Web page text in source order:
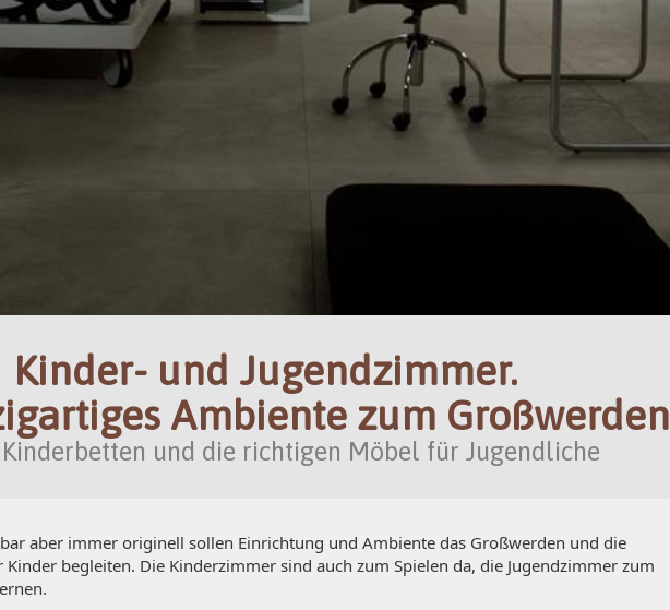
Kinder- und Jugendzimmer.
Ambiente zum Großwerden
und die richtigen Möbel für Jugendliche
aber immer originell sollen Einrichtung und Ambiente das Großwerden und die
begleiten. Die Kinderzimmer sind auch zum Spielen da, die Jugendzimmer zum